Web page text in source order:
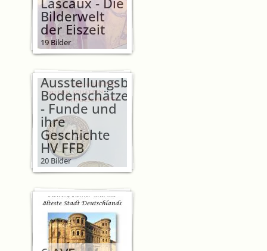
Bilderwelt
der Eiszeit
19 Bilder
Ausstellungsbesuch
Bodenschätze
- Funde und
ihre
Geschichte
HV FFB
20 Bilder